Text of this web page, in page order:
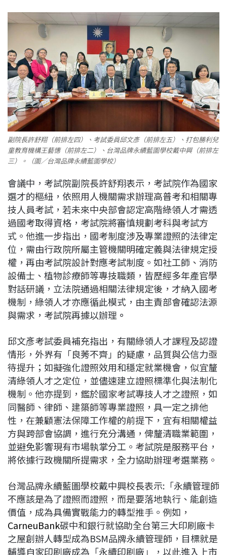
副院長許舒翔（前排左四）、考試委員邱文彥（前排左五）、打包勝利兒
童教育機構王藝憓（前排左二）、台灣品牌永續藍圖學校戴中興（前排左
三）。（圖／台灣品牌永續藍圖學校）
會議中，考試院副院長許舒翔表示，考試院作為國家
選才的樞紐，依照用人機關需求辦理高普考和相關專
技人員考試，若未來中央部會認定高階綠領人才需透
過國考取得資格，考試院將審慎規劃考科與考試方
式。他進一步指出，國考制度涉及專業證照的法律定
位，需由行政院所屬主管機關明確定義與法律規定授
權，再由考試院設計對應考試制度。如社工師、消防
設備士、植物診療師等專技職類，皆歷經多年產官學
對話研議，立法院通過相關法律規定後，才納入國考
機制，綠領人才亦應循此模式，由主責部會確認法源
與需求，考試院再據以辦理 。
邱文彥考試委員補充指出，有關綠領人才課程及認證
情形，外界有「良莠不齊」的疑慮，品質與公信力亟
待提升；如擬強化證照效用和穩定就業機會，似宜釐
清綠領人才之定位，並儘速建立證照標準化與法制化
機制。他亦提到，鑑於國家考試專技人才之證照，如
同醫師、律師、建築師等專業證照，具一定之排他
性，在兼顧憲法保障工作權的前提下，宜有相關權益
方與跨部會協調，進行充分溝通，俾釐清職業範圍，
並避免影響現有市場執掌分工。考試院是服務平台，
將依據行政機關所提需求，全力協助辦理考選業務。
台灣品牌永續藍圖學校戴中興校長表示:「永續管理師
不應該是為了證照而證照，而是要落地執行、能創造
價值，成為具備實戰能力的轉型推手。例如，
CarneuBank碳中和銀行就協助全台第三大印刷廠卡
之屋創辦人轉型成為BSM品牌永續管理師，目標就是
輔導自家印刷廠成為「永續印刷廠」，以此進入上市